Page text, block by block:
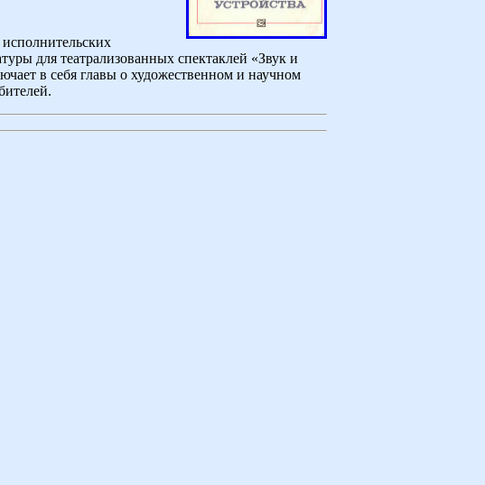
для театрализованных спектаклей «Звук и
в себя главы о художественном и научном